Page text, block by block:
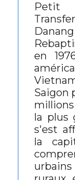
Petit
en
Saigon
la plus
s'est
la